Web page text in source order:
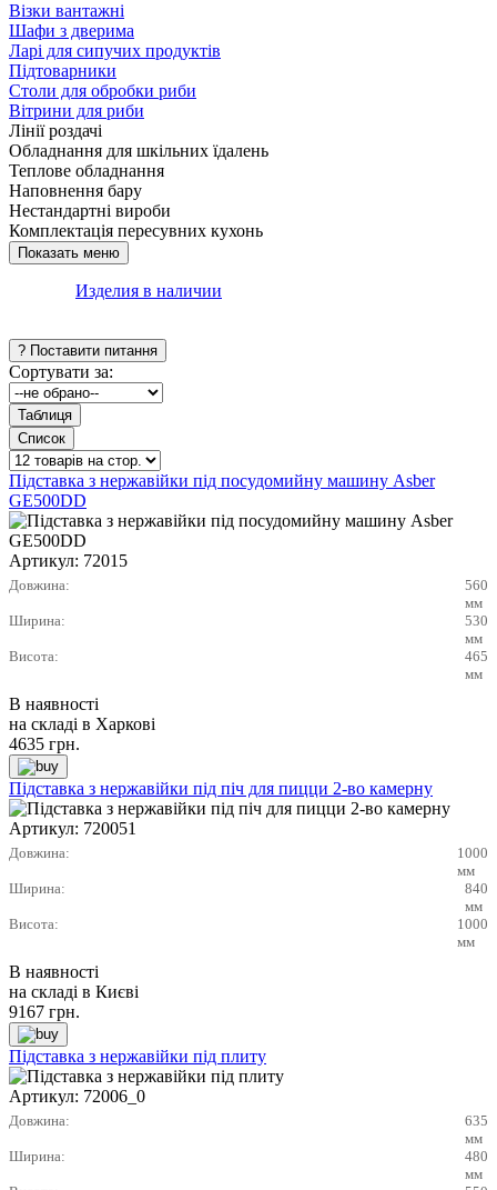
Візки вантажні
Шафи з дверима
Ларі для сипучих продуктів
Підтоварники
Столи для обробки риби
Вітрини для риби
Лінії роздачі
Обладнання для шкільних їдалень
Теплове обладнання
Наповнення бару
Нестандартні вироби
Комплектація пересувних кухонь
Изделия в наличии
Сортувати за:
Підставка з нержавійки під посудомийну машину Asber
GE500DD
Артикул: 72015
Довжина:
560
мм
Ширина:
530
мм
Висота:
465
мм
В наявності
на складі в Харкові
4635 грн.
Підставка з нержавійки під піч для пицци 2-во камерну
Артикул: 720051
Довжина:
1000
мм
Ширина:
840
мм
Висота:
1000
мм
В наявності
на складі в Києві
9167 грн.
Підставка з нержавійки під плиту
Артикул: 72006_0
Довжина:
635
мм
Ширина:
480
мм